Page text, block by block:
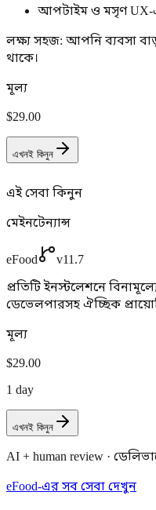
আপটাইম ও মসৃণ
লক্ষ্য সহজ: আপনি ব্যবসা
থাকে।
মূল্য
$29.00
এখনই কিনুন
এই সেবা কিনুন
মেইনটেন্যান্স
eFood v11.7
প্রতিটি ইনস্টলেশনে
ডেভেলপারসহ ঐচ্ছিক
মূল্য
$29.00
1 day
এখনই কিনুন
AI + human review ·
eFood-এর সব সেবা দেখুন